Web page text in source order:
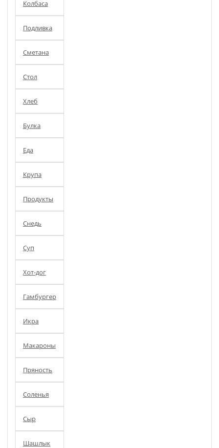
Колбаса
Подливка
Сметана
Стол
Хлеб
Булка
Еда
Крупа
Продукты
Снедь
Суп
Хот-дог
Гамбургер
Икра
Макароны
Пряность
Соленья
Сыр
Шашлык